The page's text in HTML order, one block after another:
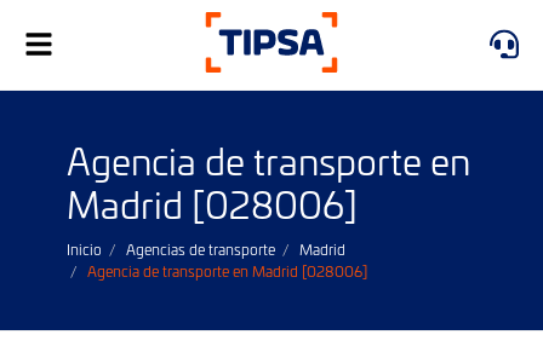
Alternar
navegación
Agencia de transporte en
Madrid [028006]
Inicio Agencias de transporte
Madrid
Agencia de transporte en Madrid [028006]